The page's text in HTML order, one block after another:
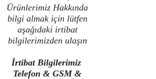
Ürünlerimiz Hakkında
bilgi almak için lütfen
aşağıdaki irtibat
bilgilerimizden ulaşın
İrtibat Bilgilerimiz
Telefon & GSM &